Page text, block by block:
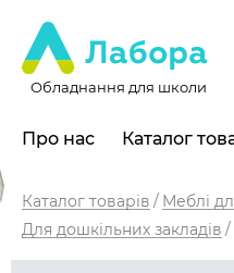
Обладнання для школи
Про нас Каталог
Каталог товарів
Меблі
Для дошкільних закладів